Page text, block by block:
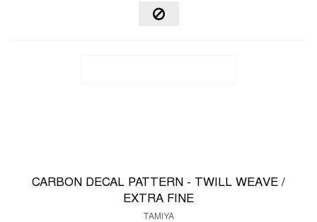
CARBON DECAL PATTERN - TWILL WEAVE /
EXTRA FINE
TAMIYA